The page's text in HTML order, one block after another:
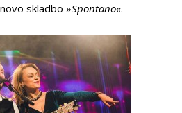
skladbo »Spontano«.